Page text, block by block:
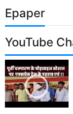
Epaper
YouTube